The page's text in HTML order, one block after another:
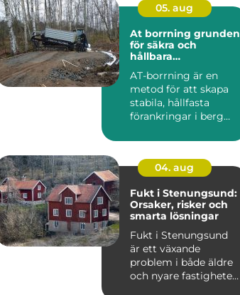
05. aug
At borrning grunden
för säkra och
hållbara
AT-borrning är en
metod för att skapa
stabila, hållfasta
förankringar i berg
anvä...
04. aug
Fukt i Stenungsund:
Orsaker, risker och
smarta lösningar
Fukt i Stenungsund
är ett växande
problem i både äldre
och nyare fastigheter,